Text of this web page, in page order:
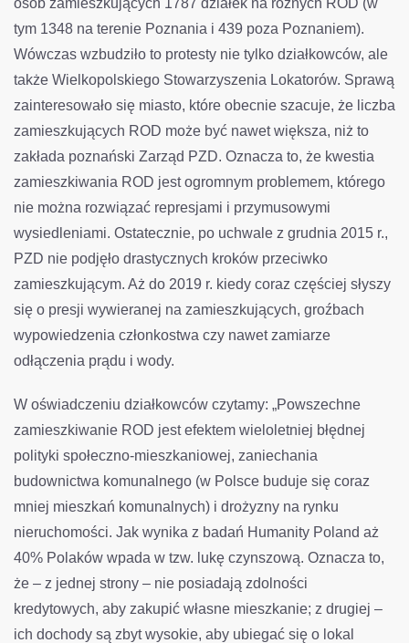
osób zamieszkujących 1787 działek na różnych ROD (w
tym 1348 na terenie Poznania i 439 poza Poznaniem).
Wówczas wzbudziło to protesty nie tylko działkowców, ale
także Wielkopolskiego Stowarzyszenia Lokatorów. Sprawą
zainteresowało się miasto, które obecnie szacuje, że liczba
zamieszkujących ROD może być nawet większa, niż to
zakłada poznański Zarząd PZD. Oznacza to, że kwestia
zamieszkiwania ROD jest ogromnym problemem, którego
nie można rozwiązać represjami i przymusowymi
wysiedleniami. Ostatecznie, po uchwale z grudnia 2015 r.,
PZD nie podjęło drastycznych kroków przeciwko
zamieszkującym. Aż do 2019 r. kiedy coraz częściej słyszy
się o presji wywieranej na zamieszkujących, groźbach
wypowiedzenia członkostwa czy nawet zamiarze
odłączenia prądu i wody.
W oświadczeniu działkowców czytamy: „Powszechne
zamieszkiwanie ROD jest efektem wieloletniej błędnej
polityki społeczno-mieszkaniowej, zaniechania
budownictwa komunalnego (w Polsce buduje się coraz
mniej mieszkań komunalnych) i drożyzny na rynku
nieruchomości. Jak wynika z badań Humanity Poland aż
40% Polaków wpada w tzw. lukę czynszową. Oznacza to,
że – z jednej strony – nie posiadają zdolności
kredytowych, aby zakupić własne mieszkanie; z drugiej –
ich dochody są zbyt wysokie, aby ubiegać się o lokal